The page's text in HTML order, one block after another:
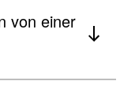
von einer